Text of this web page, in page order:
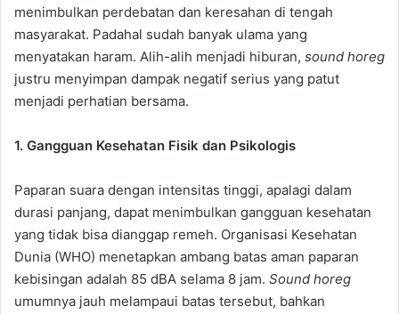
menimbulkan perdebatan dan keresahan di tengah
masyarakat. Padahal sudah banyak ulama yang
menyatakan haram. Alih-alih menjadi hiburan, sound horeg
justru menyimpan dampak negatif serius yang patut
menjadi perhatian bersama.
1. Gangguan Kesehatan Fisik dan Psikologis
Paparan suara dengan intensitas tinggi, apalagi dalam
durasi panjang, dapat menimbulkan gangguan kesehatan
yang tidak bisa dianggap remeh. Organisasi Kesehatan
Dunia (WHO) menetapkan ambang batas aman paparan
kebisingan adalah 85 dBA selama 8 jam. Sound horeg
umumnya jauh melampaui batas tersebut, bahkan